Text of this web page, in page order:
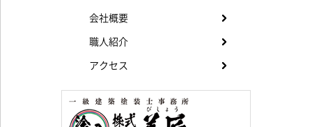
会社概要
職人紹介
アクセス